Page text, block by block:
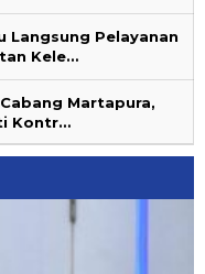
Langsung Pelayanan
Kele…
Martapura,
Kontr…